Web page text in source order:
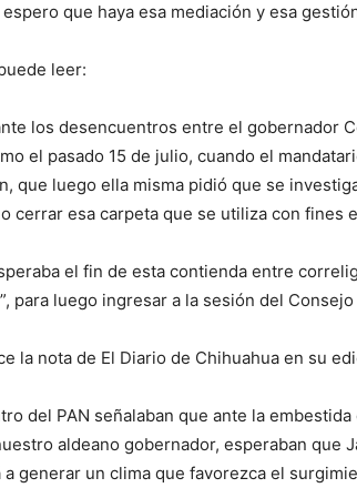
que haya esa mediación y esa
leer:
los desencuentros entre el gobernador
el pasado 15 de julio, cuando el
que luego ella misma pidió que se
cerrar esa carpeta que se utiliza con fines
el fin de esta contienda entre
para luego ingresar a la sesión del Consejo
la nota de El Diario de Chihuahua en su
del PAN señalaban que ante la
aldeano gobernador, esperaban que
a generar un clima que favorezca el